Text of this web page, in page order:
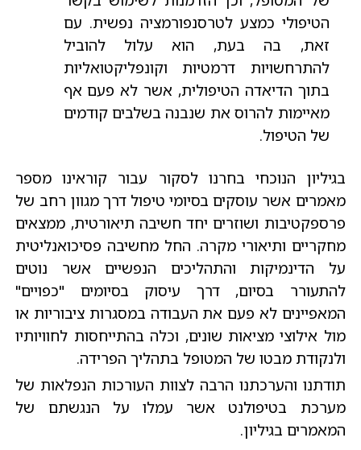
הטיפולי כמצע לטרסנפורמציה נפשית. עם
זאת, בה בעת, הוא עלול להוביל
להתרחשויות דרמטיות וקונפליקטואליות
בתוך הדיאדה הטיפולית, אשר לא פעם אף
מאיימות להרוס את שנבנה בשלבים קודמים
של הטיפול.
בגיליון הנוכחי בחרנו לסקור עבור קוראינו מספר
מאמרים אשר עוסקים בסיומי טיפול דרך מגוון רחב של
פרספקטיבות ושוזרים יחד חשיבה תיאורטית, ממצאים
מחקריים ותיאורי מקרה. החל מחשיבה פסיכואנליטית
על הדינמיקות והתהליכים הנפשיים אשר נוטים
להתעורר בסיום, דרך עיסוק בסיומים "כפויים"
המאפיינים לא פעם את העבודה במסגרות ציבוריות או
מול אילוצי מציאות שונים, וכלה בהתייחסות לחוויותיו
ולנקודת מבטו של המטופל בתהליך הפרידה.
תודתנו והערכתנו הרבה לצוות העורכות הנפלאות של
מערכת בטיפולנט אשר עמלו על הנגשתם של
המאמרים בגיליון.